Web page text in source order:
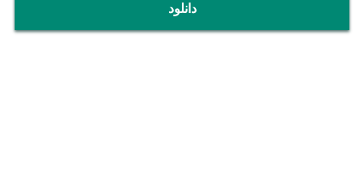
دانلود